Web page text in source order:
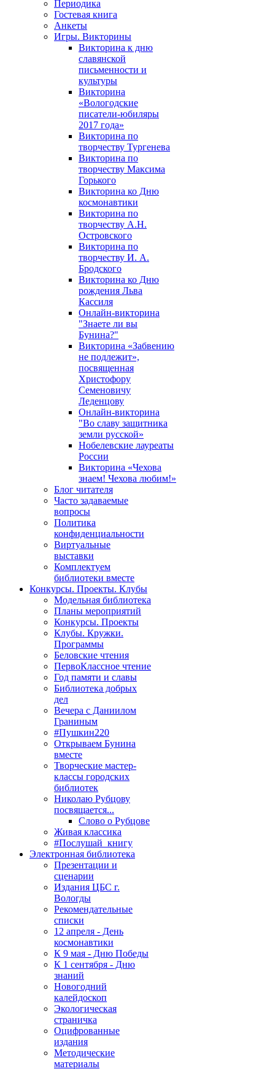
Периодика
Гостевая книга
Анкеты
Игры. Викторины
Викторина к дню
славянской
письменности и
культуры
Викторина
«Вологодские
писатели-юбиляры
2017 года»
Викторина по
творчеству Тургенева
Викторина по
творчеству Максима
Горького
Викторина ко Дню
космонавтики
Викторина по
творчеству А.Н.
Островского
Викторина по
творчеству И. А.
Бродского
Викторина ко Дню
рождения Льва
Кассиля
Онлайн-викторина
"Знаете ли вы
Бунина?"
Викторина «Забвению
не подлежит»,
посвященная
Христофору
Семеновичу
Леденцову
Онлайн-викторина
"Во славу защитника
земли русской»
Нобелевские лауреаты
России
Викторина «Чехова
знаем! Чехова любим!»
Блог читателя
Часто задаваемые
вопросы
Политика
конфиденциальности
Виртуальные
выставки
Комплектуем
библиотеки вместе
Конкурсы. Проекты. Клубы
Модельная библиотека
Планы мероприятий
Конкурсы. Проекты
Клубы. Кружки.
Программы
Беловские чтения
ПервоКлассное чтение
Год памяти и славы
Библиотека добрых
дел
Вечера с Даниилом
Граниным
#Пушкин220
Открываем Бунина
вместе
Творческие мастер-
классы городских
библиотек
Николаю Рубцову
посвящается...
Слово о Рубцове
Живая классика
#Послушай_книгу
Электронная библиотека
Презентации и
сценарии
Издания ЦБС г.
Вологды
Рекомендательные
списки
12 апреля - День
космонавтики
К 9 мая - Дню Победы
К 1 сентября - Дню
знаний
Новогодний
калейдоскоп
Экологическая
страничка
Оцифрованные
издания
Методические
материалы